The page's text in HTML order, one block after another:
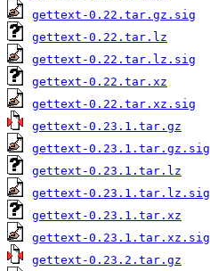
gettext-0.22.tar.gz.sig
gettext-0.22.tar.lz
gettext-0.22.tar.lz.sig
gettext-0.22.tar.xz
gettext-0.22.tar.xz.sig
gettext-0.23.1.tar.gz
gettext-0.23.1.tar.gz.sig
gettext-0.23.1.tar.lz
gettext-0.23.1.tar.lz.sig
gettext-0.23.1.tar.xz
gettext-0.23.1.tar.xz.sig
gettext-0.23.2.tar.gz